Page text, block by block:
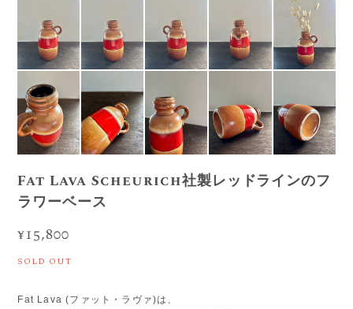
Fat Lava Scheurich社製レッドラインのフ
ラワーベース
¥15,800
SOLD OUT
Fat Lava (ファット・ラヴァ)は、